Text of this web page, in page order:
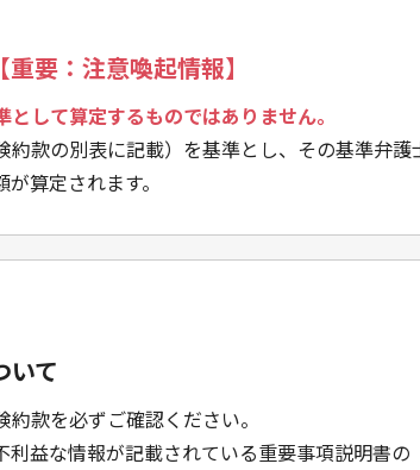
【重要：注意喚起情報】
して算定するものではありません。
款の別表に記載）を基準とし、その基準弁
算定されます。
いて
款を必ずご確認ください。
益な情報が記載されている重要事項説明書